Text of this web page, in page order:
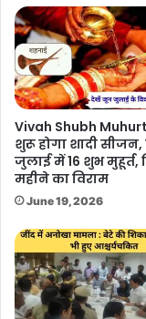
सिलेक्शन
Vivah Shubh
शुरू होगा शादी
जुलाई में 16 शुभ मुहूर्त,
महीने का विराम
June 19, 2026